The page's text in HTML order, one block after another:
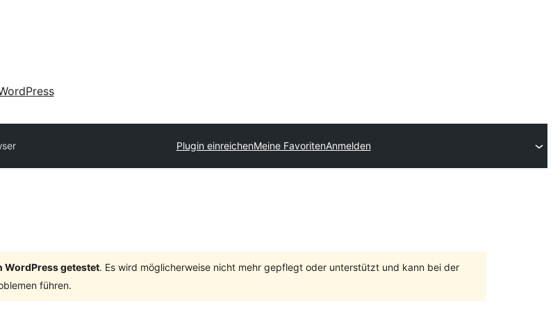
Plugin einreichenMeine FavoritenAnmelden
WordPress getestet. Es wird möglicherweise nicht mehr gepflegt oder unterstützt und kann bei der
führen.